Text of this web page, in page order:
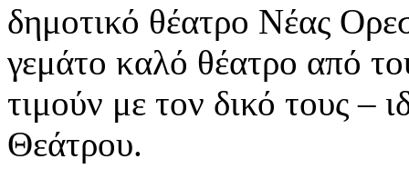
δημοτικό θέατρο Νέας
γεμάτο καλό θέατρο από
τιμούν με τον δικό τους –
Θεάτρου.